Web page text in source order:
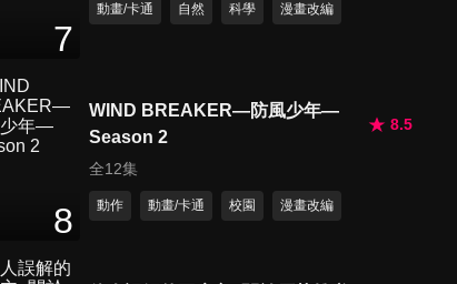
7
動畫/卡通 自然 科學 漫畫改編
8
WIND BREAKER—防風少年—
Season 2
8.5
全12集
動作 動畫/卡通 校園 漫畫改編